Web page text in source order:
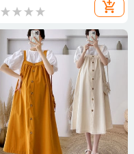
add_shopping_cart